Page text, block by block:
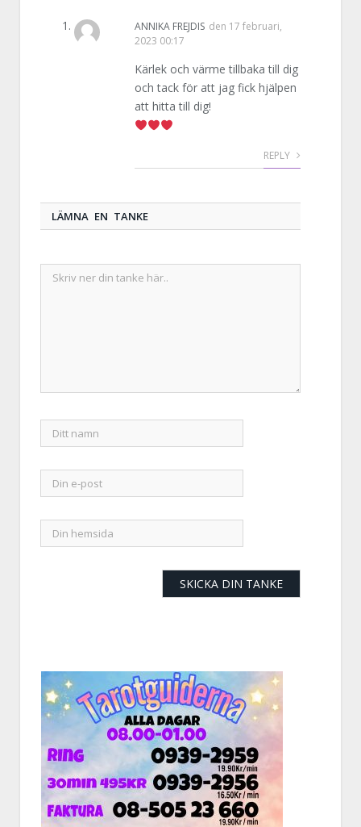
ANNIKA FREJDIS den 17 februari,
2023 00:17
Kärlek och värme tillbaka till dig
och tack för att jag fick hjälpen
att hitta till dig!
REPLY
LÄMNA EN TANKE